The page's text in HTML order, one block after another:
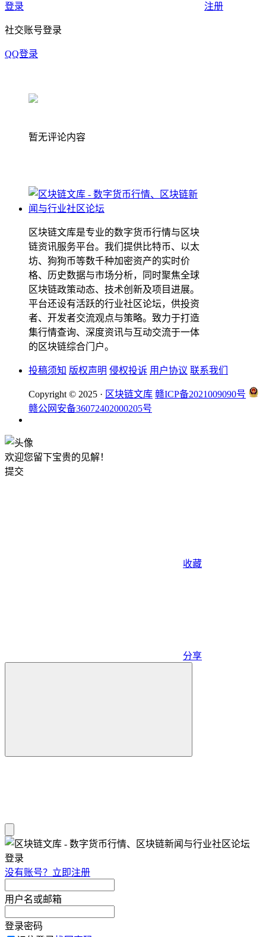
登录 注册
社交账号登录
QQ登录
暂无评论内容
区块链文库是专业的数字货币行情与区块
链资讯服务平台。我们提供比特币、以太
坊、狗狗币等数千种加密资产的实时价
格、历史数据与市场分析，同时聚焦全球
区块链政策动态、技术创新及项目进展。
平台还设有活跃的行业社区论坛，供投资
者、开发者交流观点与策略。致力于打造
集行情查询、深度资讯与互动交流于一体
的区块链综合门户。
投稿须知 版权声明 侵权投诉 用户协议 联系我们
Copyright © 2025 · 区块链文库 赣ICP备2021009090号
赣公网安备36072402000205号
欢迎您留下宝贵的见解！
提交
收藏
分享
登录
没有账号？立即注册
用户名或邮箱
登录密码